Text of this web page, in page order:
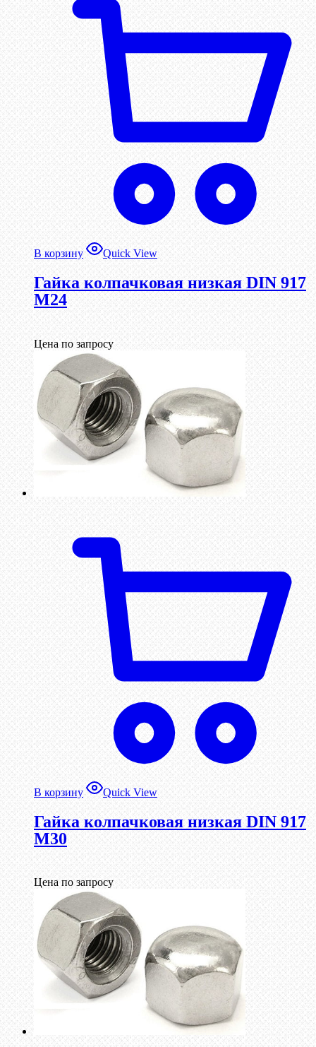
В корзину Quick View
Гайка колпачковая низкая DIN 917
М24
Цена по запросу
В корзину Quick View
Гайка колпачковая низкая DIN 917
М30
Цена по запросу